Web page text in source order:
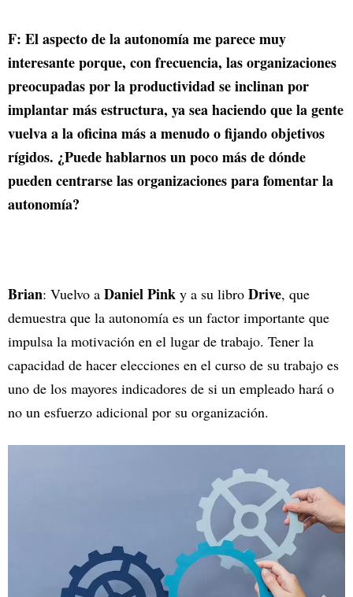
F: El aspecto de la autonomía me parece muy
interesante porque, con frecuencia, las organizaciones
preocupadas por la productividad se inclinan por
implantar más estructura, ya sea haciendo que la gente
vuelva a la oficina más a menudo o fijando objetivos
rígidos. ¿Puede hablarnos un poco más de dónde
pueden centrarse las organizaciones para fomentar la
autonomía?
Brian: Vuelvo a Daniel Pink y a su libro Drive, que
demuestra que la autonomía es un factor importante que
impulsa la motivación en el lugar de trabajo. Tener la
capacidad de hacer elecciones en el curso de su trabajo es
uno de los mayores indicadores de si un empleado hará o
no un esfuerzo adicional por su organización.